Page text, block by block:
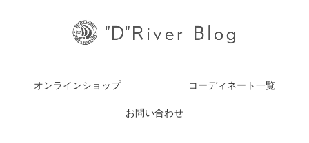
オンラインショップ コーディネート一覧
お問い合わせ